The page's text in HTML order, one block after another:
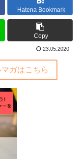
Hatena Bookmark
Copy
23.05.2020
ガはこちら